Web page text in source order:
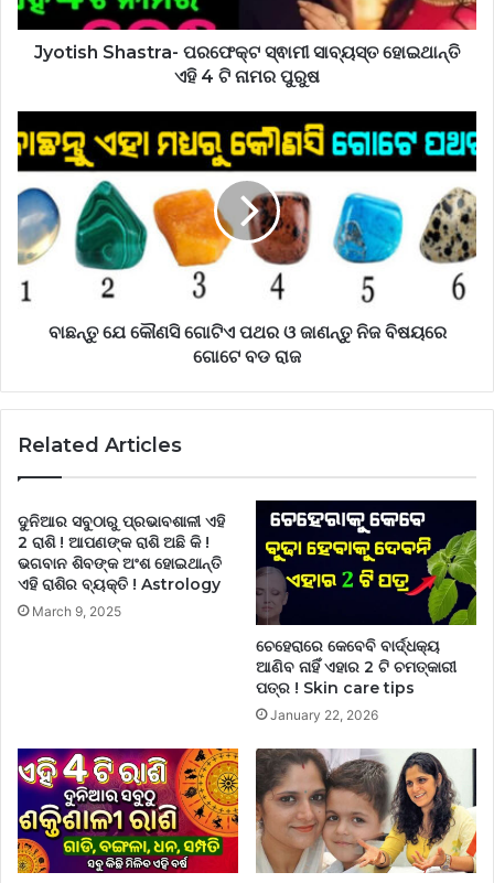
Jyotish Shastra- ପରଫେକ୍ଟ ସ୍ଵାମୀ ସାବ୍ୟସ୍ତ ହୋଇଥାନ୍ତି
ଏହି 4 ଟି ନାମର ପୁରୁଷ
ବାଛନ୍ତୁ ଯେ କୌଣସି ଗୋଟିଏ ପଥର ଓ ଜାଣନ୍ତୁ ନିଜ ବିଷୟରେ
ଗୋଟେ ବଡ ରାଜ
Related Articles
ଦୁନିଆର ସବୁଠାରୁ ପ୍ରଭାବଶାଳୀ ଏହି
2 ରାଶି ! ଆପଣଙ୍କ ରାଶି ଅଛି କି !
ଭଗବାନ ଶିବଙ୍କ ଅଂଶ ହୋଇଥାନ୍ତି
ଏହି ରାଶିର ବ୍ୟକ୍ତି ! Astrology
March 9, 2025
ଚେହେରାରେ କେବେବି ବାର୍ଦ୍ଧକ୍ୟ
ଆଣିବ ନାହିଁ ଏହାର 2 ଟି ଚମତ୍କାରୀ
ପତ୍ର ! Skin care tips
January 22, 2026